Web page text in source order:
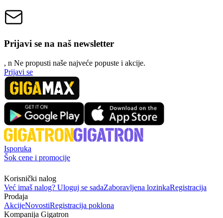
Prijavi se na naš newsletter
, n Ne propusti naše najveće popuste i akcije.
Prijavi se
Isporuka
Šok cene i promocije
Korisnički nalog
Već imaš nalog? Uloguj se sadaZaboravljena lozinkaRegistracija
Prodaja
AkcijeNovostiRegistracija poklona
Kompanija Gigatron